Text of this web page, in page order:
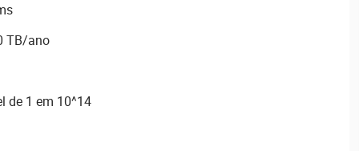
TB/ano
de 1 em 10^14